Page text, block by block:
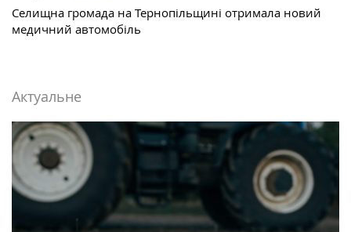
Селищна громада на Тернопільщині отримала новий
медичний автомобіль
Актуальне